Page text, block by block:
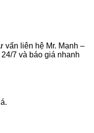
vấn liên hệ Mr. Mạnh –
7 và báo giá nhanh